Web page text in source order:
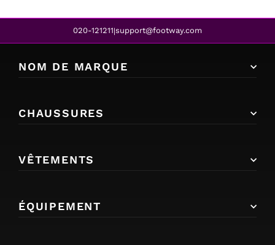
020-121211|support@footway.com
NOM DE MARQUE
CHAUSSURES
VÊTEMENTS
ÉQUIPEMENT